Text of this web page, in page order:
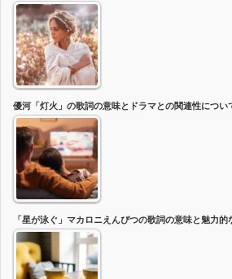
優河「灯火」の歌詞の意味とドラマとの関連性につい
「星が泳ぐ」マカロニえんぴつの歌詞の意味と魅力